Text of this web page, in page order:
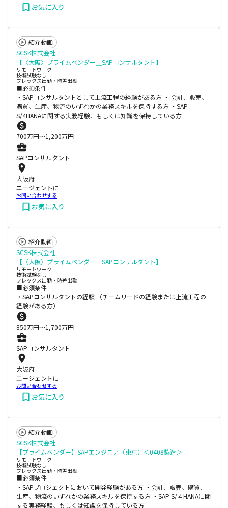
お気に入り
紹介動画
SCSK株式会社
【〈大阪〉プライムベンダー＿SAPコンサルタント】
リモートワーク
技術試験なし
フレックス出勤・時差出勤
■必須条件
・SAPコンサルタントとして上流工程の経験がある方 ・.会計、販売、
購買、生産、物流のいずれかの業務スキルを保持する方 ・SAP
S/4HANAに関する実務経験、もしくは知識を保持している方
700万円〜1,200万円
SAPコンサルタント
大阪府
エージェントに
お問い合わせする
お気に入り
紹介動画
SCSK株式会社
【〈大阪〉プライムベンダー＿SAPコンサルタント】
リモートワーク
技術試験なし
フレックス出勤・時差出勤
■必須条件
・SAPコンサルタントの経験 （チームリードの経験または上流工程の
経験がある方）
850万円〜1,700万円
SAPコンサルタント
大阪府
エージェントに
お問い合わせする
お気に入り
紹介動画
SCSK株式会社
【プライムベンダー】SAPエンジニア（東京）＜0408製造＞
リモートワーク
技術試験なし
フレックス出勤・時差出勤
■必須条件
・SAPプロジェクトにおいて開発経験がある方 ・会計、販売、購買、
生産、物流のいずれかの業務スキルを保持する方 ・SAP S/４HANAに関
する実務経験、もしくは知識を保持している方